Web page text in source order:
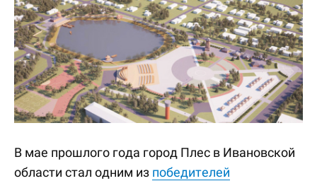
В мае прошлого года город Плес в Ивановской
области стал одним из победителей